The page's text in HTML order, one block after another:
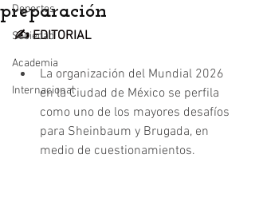
Deportes
Sociedad
Academia
Internacional
preparación
✍️ EDITORIAL
La organización del Mundial 2026
en la Ciudad de México se perfila
como uno de los mayores desafíos
para Sheinbaum y Brugada, en
medio de cuestionamientos.